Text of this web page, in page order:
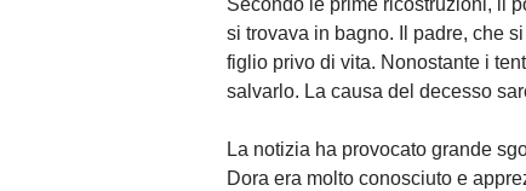
Secondo le prime ricostruzioni, il
si trovava in bagno. Il padre, che
figlio privo di vita. Nonostante i
salvarlo. La causa del decesso
La notizia ha provocato grande
Dora era molto conosciuto e